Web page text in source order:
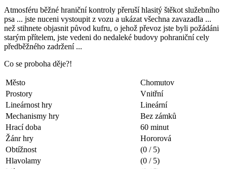
Atmosféru běžné hraniční kontroly přeruší hlasitý štěkot služebního
psa ... jste nuceni vystoupit z vozu a ukázat všechna zavazadla ...
než stihnete objasnit původ kufru, o jehož převoz jste byli požádáni
starým přítelem, jste vedeni do nedaleké budovy pohraniční cely
předběžného zadržení ...
Co se proboha děje?!
Město
Chomutov
Prostory
Vnitřní
Lineárnost hry
Lineární
Mechanismy hry
Bez zámků
Hrací doba
60 minut
Žánr hry
Hororová
Obtížnost
(0 / 5)
Hlavolamy
(0 / 5)